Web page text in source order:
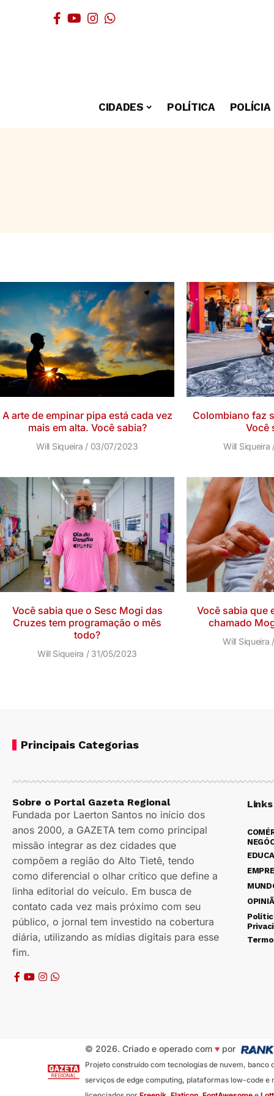
CIDADES POLÍTICA POLÍCIA
A arte de empinar pipa está cada vez
mais em alta. Você sabia?
Will Siqueira 03/07/2023
Colombiano faz
Você
Will Siqueira
Você sabia que o Sesc Mogi das
Cruzes tem programação o mês
todo?
Will Siqueira 31/05/2023
Você sabia que
chamado
Will Siqueira
Principais Categorias
Sobre o Portal Gazeta Regional
Fundada por Laerton Santos no início dos
anos 2000, a GAZETA tem como principal
missão integrar as dez cidades que
compõem a região do Alto Tietê, tendo
como diferencial o olhar crítico que define a
linha editorial do veículo. Em busca de
contato cada vez mais próximo com seu
público, o jornal tem investido na cobertura
diária, utilizando as mídias digitais para esse
fim.
© 2026. Criado e operado com ♥por
Projeto construído com tecnologias de nuvem,
serviços de edge computing, plataformas low-code e